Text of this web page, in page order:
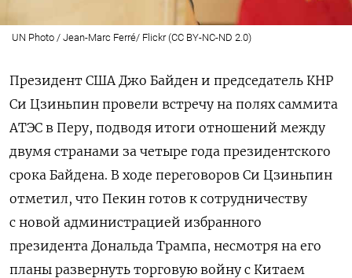
UN Photo / Jean-Marc Ferré/ Flickr (CC BY-NC-ND 2.0)
Президент США Джо Байден и председатель КНР
Си Цзиньпин провели встречу на полях саммита
АТЭС в Перу, подводя итоги отношений между
двумя странами за четыре года президентского
срока Байдена. В ходе переговоров Си Цзиньпин
отметил, что Пекин готов к сотрудничеству
с новой администрацией избранного
президента Дональда Трампа, несмотря на его
планы развернуть торговую войну с Китаем